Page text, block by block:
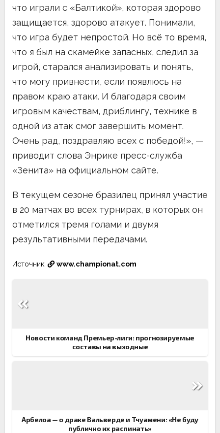
что играли с «Балтикой», которая здорово
защищается, здорово атакует. Понимали,
что игра будет непростой. Но всё то время,
что я был на скамейке запасных, следил за
игрой, старался анализировать и понять,
что могу привнести, если появлюсь на
правом краю атаки. И благодаря своим
игровым качествам, дриблингу, технике в
одной из атак смог завершить момент.
Очень рад, поздравляю всех с победой!», —
приводит слова Энрике пресс-служба
«Зенита» на официальном сайте.
В текущем сезоне бразилец принял участие
в 20 матчах во всех турнирах, в которых он
отметился тремя голами и двумя
результативными передачами.
Источник: www.championat.com
по
Новости команд Премьер-лиги: прогнозируемые
составы на выходные
Арбелоа — о драке Вальверде и Тчуамени: «Не буду
публично их распинать»